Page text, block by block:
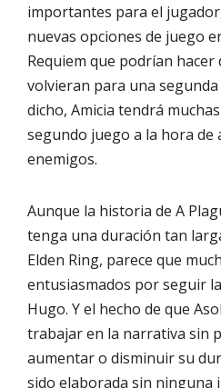
importantes para el
nuevas opciones de juego
Requiem que podrían
volvieran para una segunda
dicho, Amicia tendrá
segundo juego a la hora de
enemigos.
Aunque la historia de A
tenga una duración tan
Elden Ring, parece que
entusiasmados por seguir
Hugo. Y el hecho de que
trabajar en la narrativa sin
aumentar o disminuir su
sido elaborada sin ninguna